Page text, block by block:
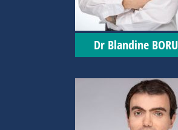
Dr Blandine BORU